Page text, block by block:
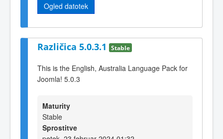
Ogled datotek
Različica 5.0.3.1 Stable
This is the English, Australia Language Pack for
Joomla! 5.0.3
Maturity
Stable
Sprostitve